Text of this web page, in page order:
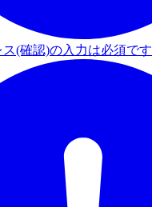
ス(確認)の入力は必須です